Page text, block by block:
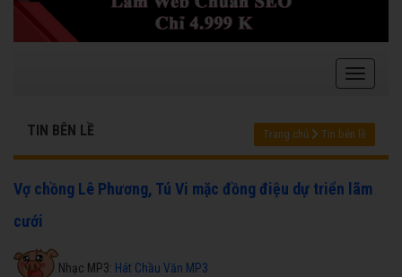
TIN BÊN LỀ Trang chủ Tin bên lề
Vợ chồng Lê Phương, Tú Vi mặc đồng điệu dự triển lãm
cưới
Nhạc MP3: Hát Chầu Văn MP3